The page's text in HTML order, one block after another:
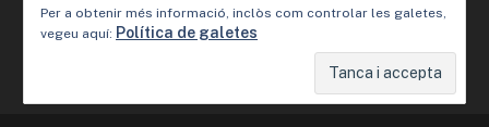
Per a obtenir més informació, inclòs com controlar les galetes,
vegeu aquí: Política de galetes